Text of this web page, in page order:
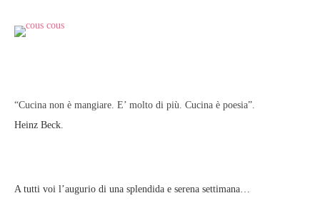
“Cucina non è mangiare. E’ molto di più. Cucina è poesia”.
Heinz Beck.
A tutti voi l’augurio di una splendida e serena settimana…